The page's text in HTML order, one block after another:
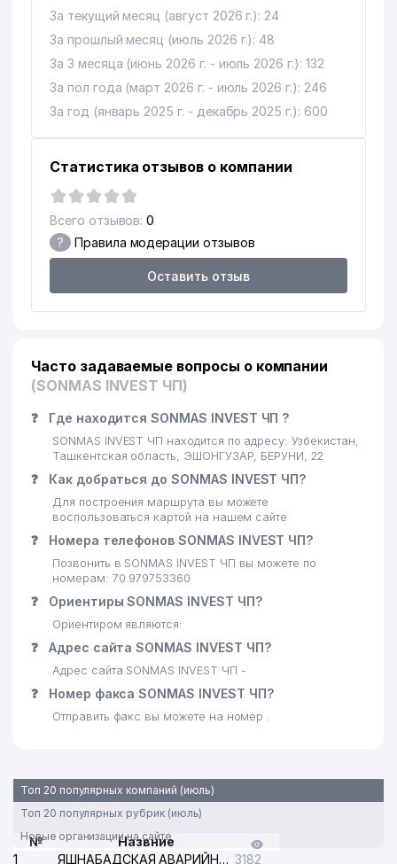
За текущий месяц (август 2026 г.): 24
За прошлый месяц (июль 2026 г.): 48
За 3 месяца (июнь 2026 г. - июль 2026 г.): 132
За пол года (март 2026 г. - июль 2026 г.): 246
За год (январь 2025 г. - декабрь 2025 г.): 600
Статистика отзывов о компании
Всего отзывов: 0
? Правила модерации отзывов
Оставить отзыв
Часто задаваемые вопросы о компании
(SONMAS INVEST ЧП)
❓ Где находится SONMAS INVEST ЧП ?
SONMAS INVEST ЧП находится по адресу: Узбекистан,
Ташкентская область, ЭШОНГУЗАР, БЕРУНИ, 22
❓ Как добраться до SONMAS INVEST ЧП?
Для построения маршрута вы можете
воспользоваться картой на нашем сайте
❓ Номера телефонов SONMAS INVEST ЧП?
Позвонить в SONMAS INVEST ЧП вы можете по
номерам: 70 979753360
❓ Ориентиры SONMAS INVEST ЧП?
Ориентиром являются:
❓ Адрес сайта SONMAS INVEST ЧП?
Адрес сайта SONMAS INVEST ЧП -
❓ Номер факса SONMAS INVEST ЧП?
Отправить факс вы можете на номер .
Топ 20 популярных компаний (июль)
Топ 20 популярных рубрик (июль)
Новые организации на сайте
№
Назвние
1
ЯШНАБАДСКАЯ АВАРИЙНАЯ СЛУЖБА ЭЛЕКТРОСЕТИ 3182